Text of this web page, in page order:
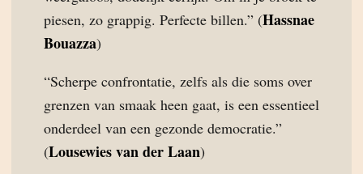
piesen, zo grappig. Perfecte billen.” (Hassnae
Bouazza)
“Scherpe confrontatie, zelfs als die soms over
grenzen van smaak heen gaat, is een essentieel
onderdeel van een gezonde democratie.”
(Lousewies van der Laan)